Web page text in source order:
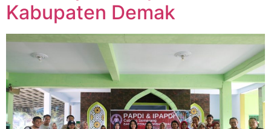
Kabupaten Demak